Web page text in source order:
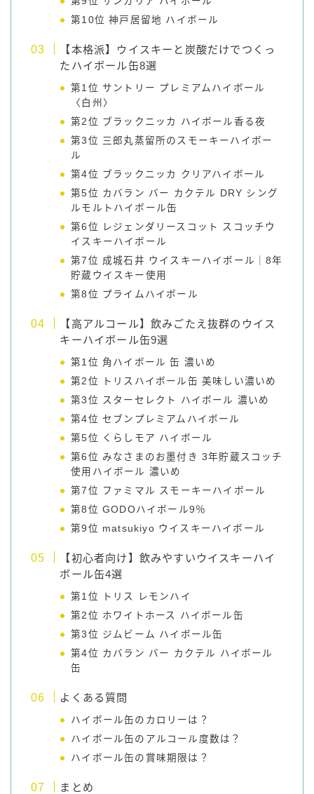
第10位 神戸居留地 ハイボール
【本格派】ウイスキーと炭酸だけでつくっ
たハイボール缶8選
第1位 サントリー プレミアムハイボール
〈白州〉
第2位 ブラックニッカ ハイボール香る夜
第3位 三郎丸蒸留所のスモーキーハイボー
ル
第4位 ブラックニッカ クリアハイボール
第5位 カバラン バー カクテル DRY シング
ルモルトハイボール缶
第6位 レジェンダリースコット スコッチウ
イスキーハイボール
第7位 成城石井 ウイスキーハイボール｜8年
貯蔵ウイスキー使用
第8位 プライムハイボール
【高アルコール】飲みごたえ抜群のウイス
キーハイボール缶9選
第1位 角ハイボール 缶 濃いめ
第2位 トリスハイボール缶 美味しい濃いめ
第3位 スターセレクト ハイボール 濃いめ
第4位 セブンプレミアムハイボール
第5位 くらしモア ハイボール
第6位 みなさまのお墨付き 3年貯蔵スコッチ
使用ハイボール 濃いめ
第7位 ファミマル スモーキーハイボール
第8位 GODOハイボール9％
第9位 matsukiyo ウイスキーハイボール
【初心者向け】飲みやすいウイスキーハイ
ボール缶4選
第1位 トリス レモンハイ
第2位 ホワイトホース ハイボール缶
第3位 ジムビーム ハイボール缶
第4位 カバラン バー カクテル ハイボール
缶
よくある質問
ハイボール缶のカロリーは？
ハイボール缶のアルコール度数は？
ハイボール缶の賞味期限は？
まとめ